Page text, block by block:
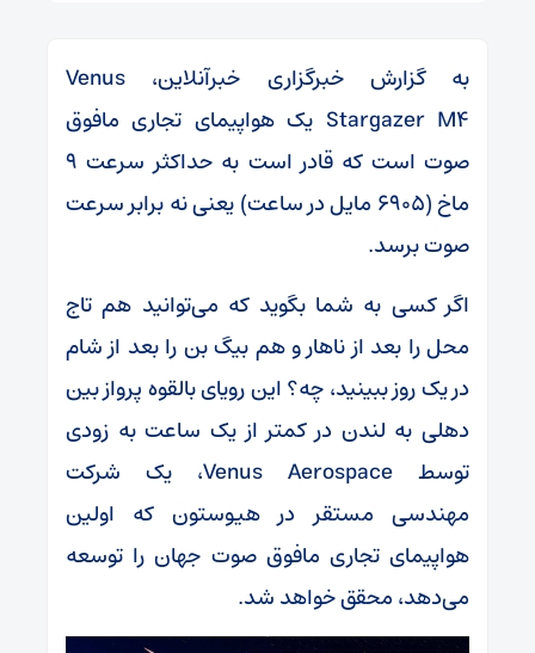
به گزارش خبرگزاری خبرآنلاین، Venus
Stargazer M۴ یک هواپیمای تجاری مافوق
صوت است که قادر است به حداکثر سرعت ۹
ماخ (۶۹۰۵ مایل در ساعت) یعنی نه برابر سرعت
صوت برسد.
اگر کسی به شما بگوید که می‌توانید هم تاج
محل را بعد از ناهار و هم بیگ بن را بعد از شام
در یک روز ببینید، چه؟ این رویای بالقوه پرواز بین
دهلی به لندن در کمتر از یک ساعت به زودی
توسط Venus Aerospace، یک شرکت
مهندسی مستقر در هیوستون که اولین
هواپیمای تجاری مافوق صوت جهان را توسعه
می‌دهد، محقق خواهد شد.